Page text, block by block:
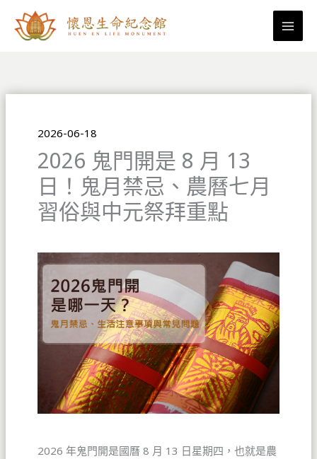
容
2026-06-18
2026 鬼門開是 8 月 13
日！鬼月禁忌、農曆七月
習俗與中元祭拜重點
2026 年鬼門開是國曆 8 月 13 日星期四，也就是農